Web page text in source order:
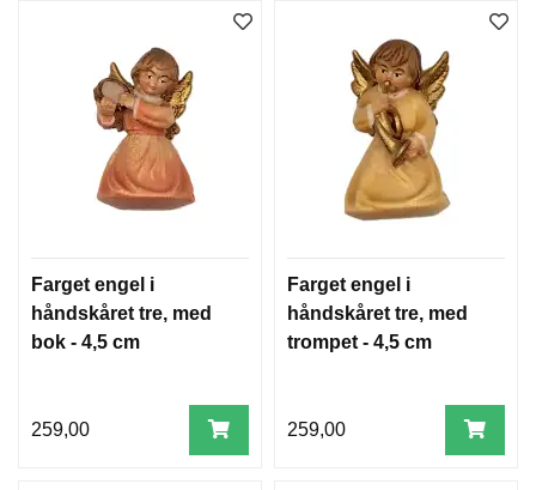
Farget engel i
håndskåret tre, med
bok - 4,5 cm
259,00
Farget engel i
håndskåret tre, med
trompet - 4,5 cm
259,00